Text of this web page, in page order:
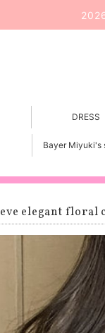
DRESS
Bayer Miyuki's
elegant floral